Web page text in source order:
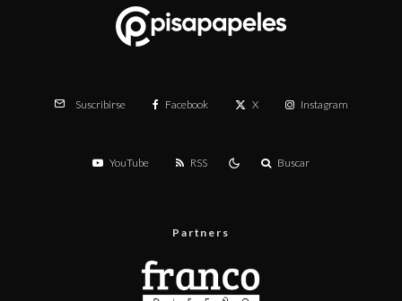
Suscribirse Facebook X Instagram
YouTube RSS Buscar
Partners